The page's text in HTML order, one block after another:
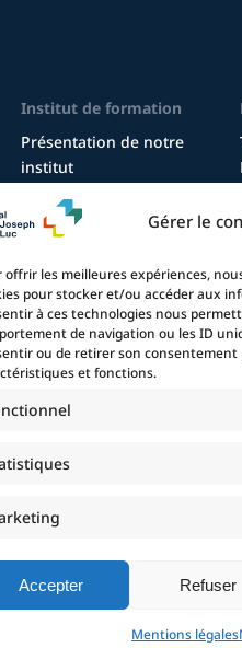
Gérer le
offrir les meilleures expériences,
pour stocker et/ou accéder aux
à ces technologies nous
de navigation ou les ID
ou de retirer son
et fonctions.
Accepter Refuser
Mentions légales
Institut de formation
Présentation de notre
institut
Diplôme aide-soignant
Diplôme aide-soignant en
alternance
Diplôme CCEPS
Taxe d’apprentissage
La fondation
La Fondation
Le projet 2025
Nos mécènes